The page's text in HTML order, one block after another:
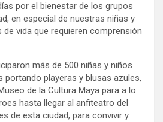
por el bienestar de los grupos
en especial de nuestras niñas y
vida que requieren comprensión
más de 500 niñas y niños
portando playeras y blusas azules,
de la Cultura Maya para a lo
hasta llegar al anfiteatro del
de esta ciudad, para convivir y